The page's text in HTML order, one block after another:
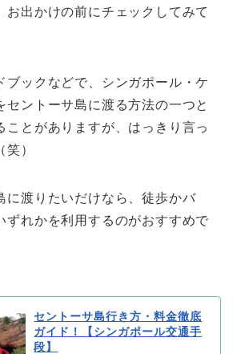
お出かけの前にチェックしてみて
ブックなどで、シンガポール・ケ
セントーサ島に渡る方法の一つと
ことがありますが、はっきり言っ
）
に渡りたいだけなら、徒歩かバ
ずれかを利用するのがおすすめで
セントーサ島行き方・料金徹底
ガイド！【シンガポール交通手
段】